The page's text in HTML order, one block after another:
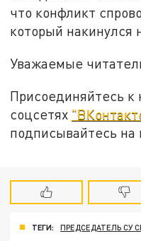
что конфликт
который накинулся
Уважаемые
Присоединяйтесь к
соцсетях
подписывайтесь на
ТЕГИ: ПРЕДСЕДАТЕЛЬ СУ